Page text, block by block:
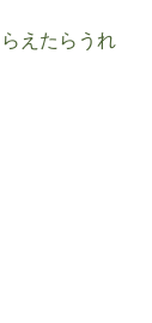
えたらうれ